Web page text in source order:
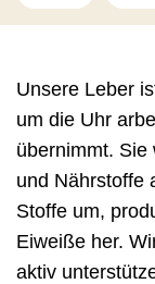
Unsere Leber
um die Uhr
übernimmt. Sie
und Nährstoffe
Stoffe um,
Eiweiße her.
aktiv